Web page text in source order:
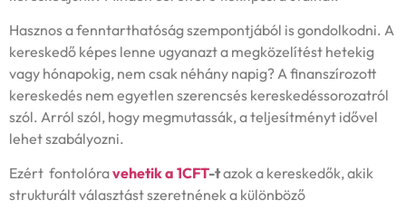
Hasznos a fenntarthatóság szempontjából is gondolkodni. A
kereskedő képes lenne ugyanazt a megközelítést hetekig
vagy hónapokig, nem csak néhány napig? A finanszírozott
kereskedés nem egyetlen szerencsés kereskedéssorozatról
szól. Arról szól, hogy megmutassák, a teljesítményt idővel
lehet szabályozni.
Ezért fontolóravehetik a 1CFT-tazok a kereskedők, akik
strukturált választást szeretnének a különböző